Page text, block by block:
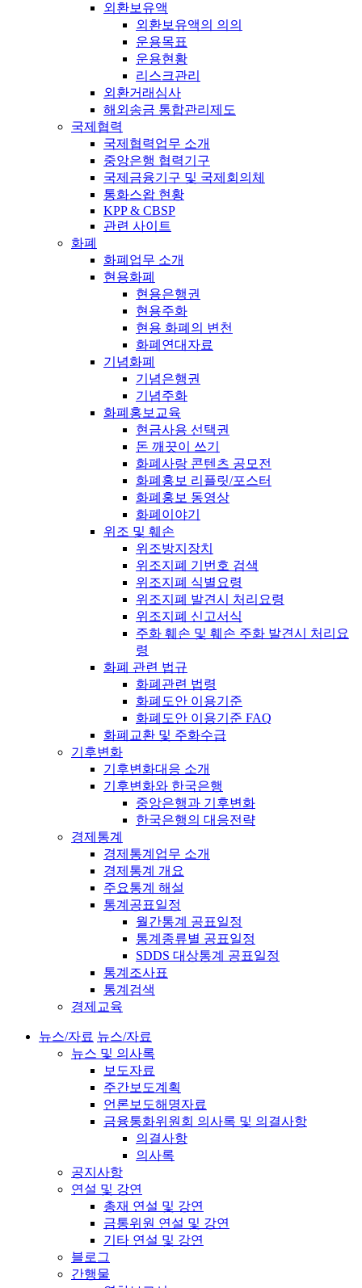
외환보유액
외환보유액의 의의
운용목표
운용현황
리스크관리
외환거래심사
해외송금 통합관리제도
국제협력
국제협력업무 소개
중앙은행 협력기구
국제금융기구 및 국제회의체
통화스왑 현황
KPP & CBSP
관련 사이트
화폐
화폐업무 소개
현용화폐
현용은행권
현용주화
현용 화폐의 변천
화폐연대자료
기념화폐
기념은행권
기념주화
화폐홍보교육
현금사용 선택권
돈 깨끗이 쓰기
화폐사랑 콘텐츠 공모전
화폐홍보 리플릿/포스터
화폐홍보 동영상
화폐이야기
위조 및 훼손
위조방지장치
위조지폐 기번호 검색
위조지폐 식별요령
위조지폐 발견시 처리요령
위조지폐 신고서식
주화 훼손 및 훼손 주화 발견시 처리요
령
화폐 관련 법규
화폐관련 법령
화폐도안 이용기준
화폐도안 이용기준 FAQ
화폐교환 및 주화수급
기후변화
기후변화대응 소개
기후변화와 한국은행
중앙은행과 기후변화
한국은행의 대응전략
경제통계
경제통계업무 소개
경제통계 개요
주요통계 해설
통계공표일정
월간통계 공표일정
통계종류별 공표일정
SDDS 대상통계 공표일정
통계조사표
통계검색
경제교육
뉴스/자료 뉴스/자료
뉴스 및 의사록
보도자료
주간보도계획
언론보도해명자료
금융통화위원회 의사록 및 의결사항
의결사항
의사록
공지사항
연설 및 강연
총재 연설 및 강연
금통위원 연설 및 강연
기타 연설 및 강연
블로그
간행물